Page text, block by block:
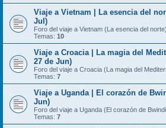
Viaje a Vietnam | La esencia del
Jul)
Foro del viaje a Vietnam (La esencia del
Temas: 10
Viaje a Croacia | La magia del
27 de Jun)
Foro del viaje a Croacia (La magia del
Temas: 7
Viaje a Uganda | El corazón de
Jun)
Foro del viaje a Uganda (El corazón de
Temas: 7